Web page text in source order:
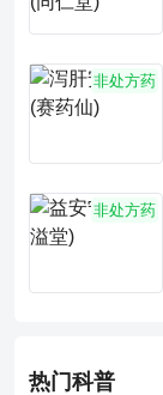
非处方药
非处方药
热门科普